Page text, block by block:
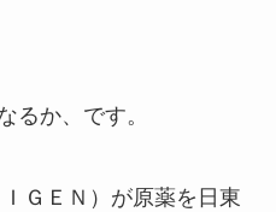
るか、です。
ＧＥＮ）が原薬を日東